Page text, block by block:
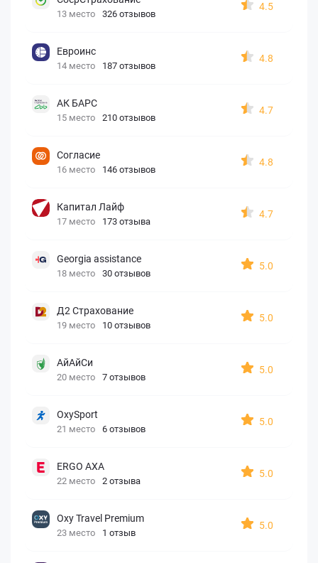
13 место 326 отзывов
4.5
Евроинс
14 место 187 отзывов
4.8
АК БАРС
15 место 210 отзывов
4.7
Согласие
16 место 146 отзывов
4.8
Капитал Лайф
17 место 173 отзыва
4.7
Georgia assistance
18 место 30 отзывов
5.0
Д2 Страхование
19 место 10 отзывов
5.0
АйАйСи
20 место 7 отзывов
5.0
OxySport
21 место 6 отзывов
5.0
ERGO AXA
22 место 2 отзыва
5.0
Oxy Travel Premium
23 место 1 отзыв
5.0